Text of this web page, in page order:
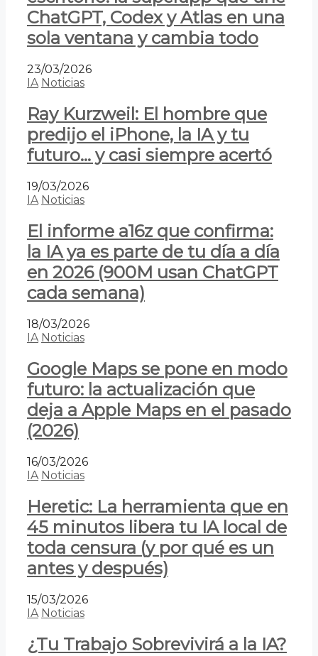
ChatGPT, Codex y Atlas en una
sola ventana y cambia todo
23/03/2026
IA Noticias
Ray Kurzweil: El hombre que
predijo el iPhone, la IA y tu
futuro… y casi siempre acertó
19/03/2026
IA Noticias
El informe a16z que confirma:
la IA ya es parte de tu día a día
en 2026 (900M usan ChatGPT
cada semana)
18/03/2026
IA Noticias
Google Maps se pone en modo
futuro: la actualización que
deja a Apple Maps en el pasado
(2026)
16/03/2026
IA Noticias
Heretic: La herramienta que en
45 minutos libera tu IA local de
toda censura (y por qué es un
antes y después)
15/03/2026
IA Noticias
¿Tu Trabajo Sobrevivirá a la IA?